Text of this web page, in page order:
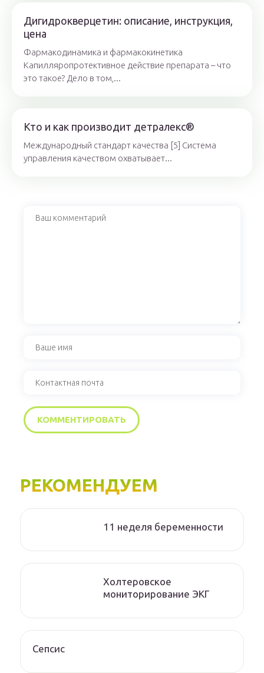
Дигидрокверцетин: описание, инструкция,
цена
Фармакодинамика и фармакокинетика
Капилляропротективное действие препарата – что
это такое? Дело в том,...
Кто и как производит детралекс®
Международный стандарт качества [5] Система
управления качеством охватывает...
РЕКОМЕНДУЕМ
11 неделя беременности
Холтеровское
мониторирование ЭКГ
Сепсис